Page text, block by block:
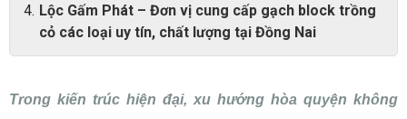
Lộc Gấm Phát – Đơn vị cung cấp gạch block trồng
cỏ các loại uy tín, chất lượng tại Đồng Nai
Trong kiến trúc hiện đại, xu hướng hòa quyện không